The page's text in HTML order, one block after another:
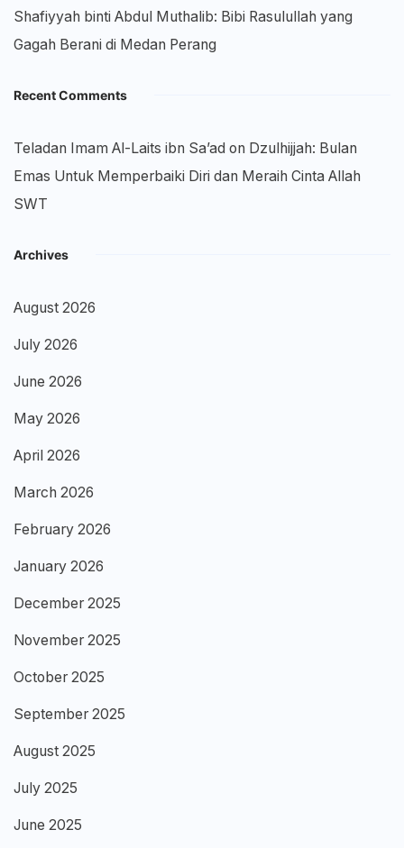
Shafiyyah binti Abdul Muthalib: Bibi Rasulullah yang
Gagah Berani di Medan Perang
Recent Comments
Teladan Imam Al-Laits ibn Sa’ad on Dzulhijjah: Bulan
Emas Untuk Memperbaiki Diri dan Meraih Cinta Allah
SWT
Archives
August 2026
July 2026
June 2026
May 2026
April 2026
March 2026
February 2026
January 2026
December 2025
November 2025
October 2025
September 2025
August 2025
July 2025
June 2025